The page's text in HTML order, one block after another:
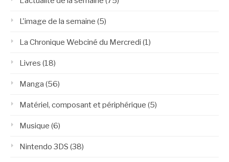
L'image de la semaine (5)
La Chronique Webciné du Mercredi (1)
Livres (18)
Manga (56)
Matériel, composant et périphérique (5)
Musique (6)
Nintendo 3DS (38)